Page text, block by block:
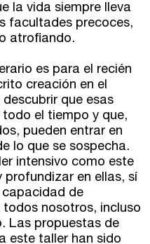
la vida siempre lleva
facultades precoces,
atrofiando.
es para el recién
creación en el
que esas
el tiempo y que,
pueden entrar en
lo que se sospecha.
intensivo como este
profundizar en ellas, sí
capacidad de
nosotros, incluso
Las propuestas de
este taller han sido